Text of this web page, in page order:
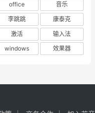
office
音乐
李跳跳
康泰克
激活
输入法
windows 效果器